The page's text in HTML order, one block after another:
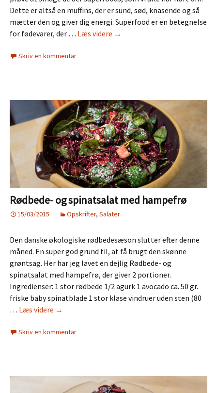
Dette er altså en muffins, der er sund, sød, knasende og så
mætter den og giver dig energi. Superfood er en betegnelse
for fødevarer, der … Læs videre Rå
→
Skriv en kommentar
Rødbede- og spinatsalat med hampefrø
15/03/2015 Opskrifter, Salater
Den danske økologiske rødbedesæson slutter efter denne
måned. En super god grund til, at få brugt den skønne
grøntsag. Her har jeg lavet en dejlig Rødbede- og
spinatsalat med hampefrø, der giver 2 portioner.
Ingredienser: 1 stor rødbede 1/2 agurk 1 avocado ca. 50 gr.
friske baby spinatblade 1 stor klase vindruer uden sten (80
… Læs videre Rødbede-
spinatsalat
→
Skriv en kommentar